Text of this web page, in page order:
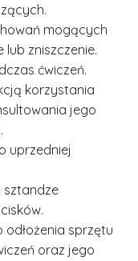
mogących
lub zniszczenie.
ćwiczeń.
korzystania
jego
uprzedniej
sztandze
odłożenia sprzętu
oraz jego